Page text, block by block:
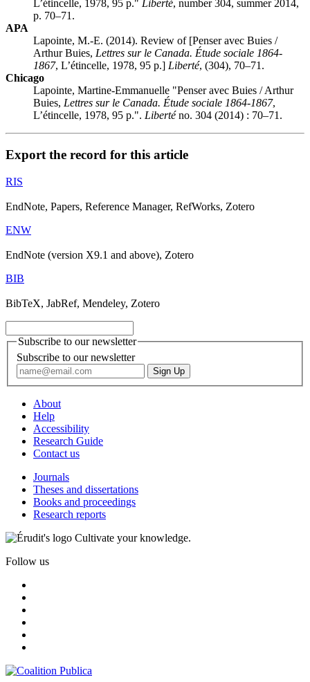
L’étincelle, 1978, 95 p." Liberté, number 304, summer 2014,
p. 70–71.
APA
Lapointe, M.-E. (2014). Review of [Penser avec Buies /
Arthur Buies, Lettres sur le Canada. Étude sociale 1864-
1867, L’étincelle, 1978, 95 p.] Liberté, (304), 70–71.
Chicago
Lapointe, Martine-Emmanuelle "Penser avec Buies / Arthur
Buies, Lettres sur le Canada. Étude sociale 1864-1867,
L’étincelle, 1978, 95 p.". Liberténo. 304 (2014) : 70–71.
Export the record for this article
RIS
EndNote, Papers, Reference Manager, RefWorks, Zotero
ENW
EndNote (version X9.1 and above), Zotero
BIB
BibTeX, JabRef, Mendeley, Zotero
Subscribe to our newsletter
Subscribe to our newsletter
About
Help
Accessibility
Research Guide
Contact us
Journals
Theses and dissertations
Books and proceedings
Research reports
Cultivate your knowledge.
Follow us